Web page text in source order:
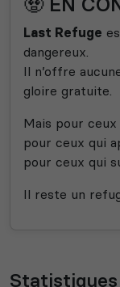
Last Refuge
dangereux.
Il n’offre
gloire gratuite.
Mais pour ceux
pour ceux qui
pour ceux qui
Il reste un
Statistiques